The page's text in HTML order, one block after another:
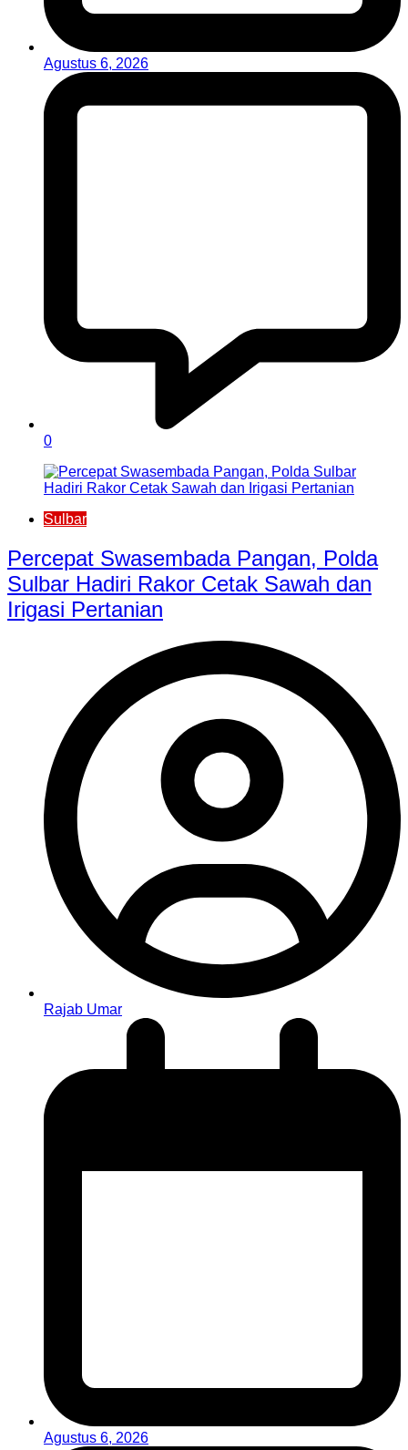
Agustus 6, 2026
0
Sulbar
Percepat Swasembada Pangan, Polda
Sulbar Hadiri Rakor Cetak Sawah dan
Irigasi Pertanian
Rajab Umar
Agustus 6, 2026